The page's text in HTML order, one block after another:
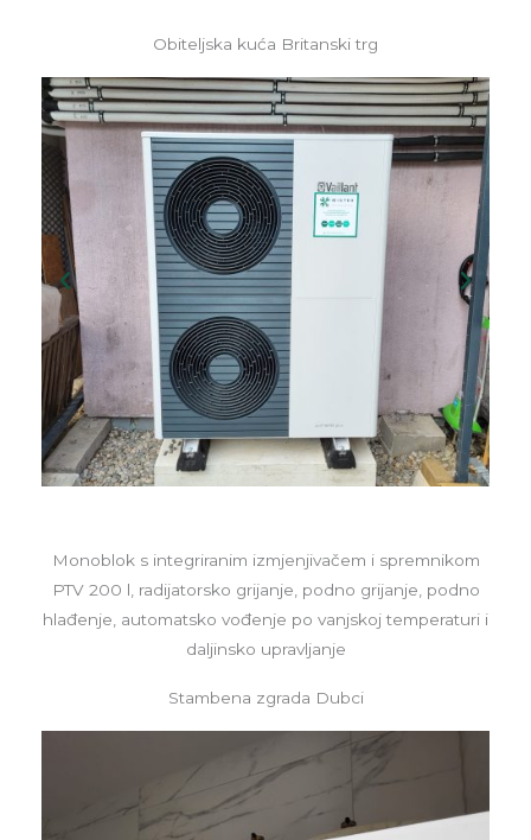
Obiteljska kuća Britanski trg
Monoblok s integriranim izmjenjivačem i spremnikom
PTV 200 l, radijatorsko grijanje, podno grijanje, podno
hlađenje, automatsko vođenje po vanjskoj temperaturi i
daljinsko upravljanje
Stambena zgrada Dubci